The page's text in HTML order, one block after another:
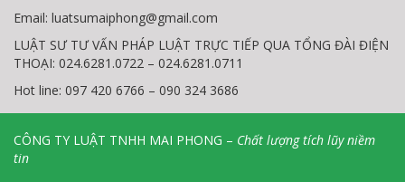
Email: luatsumaiphong@gmail.com
LUẬT SƯ TƯ VẤN PHÁP LUẬT TRỰC TIẾP QUA TỔNG ĐÀI ĐIỆN
THOẠI: 024.6281.0722 – 024.6281.0711
Hot line: 097 420 6766 – 090 324 3686
CÔNG TY LUẬT TNHH MAI PHONG – Chất lượng tích lũy niềm
tin